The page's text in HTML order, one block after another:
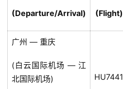
(Departure/Arrival) (Flight)
广州 — 重庆
(白云国际机场 — 江
北国际机场)
HU7441